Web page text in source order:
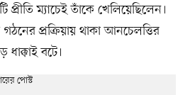
প্রীতি ম্যাচেই তাঁকে খেলিয়েছিলেন।
প্রক্রিয়ায় থাকা আনচেলত্তির
বটে।